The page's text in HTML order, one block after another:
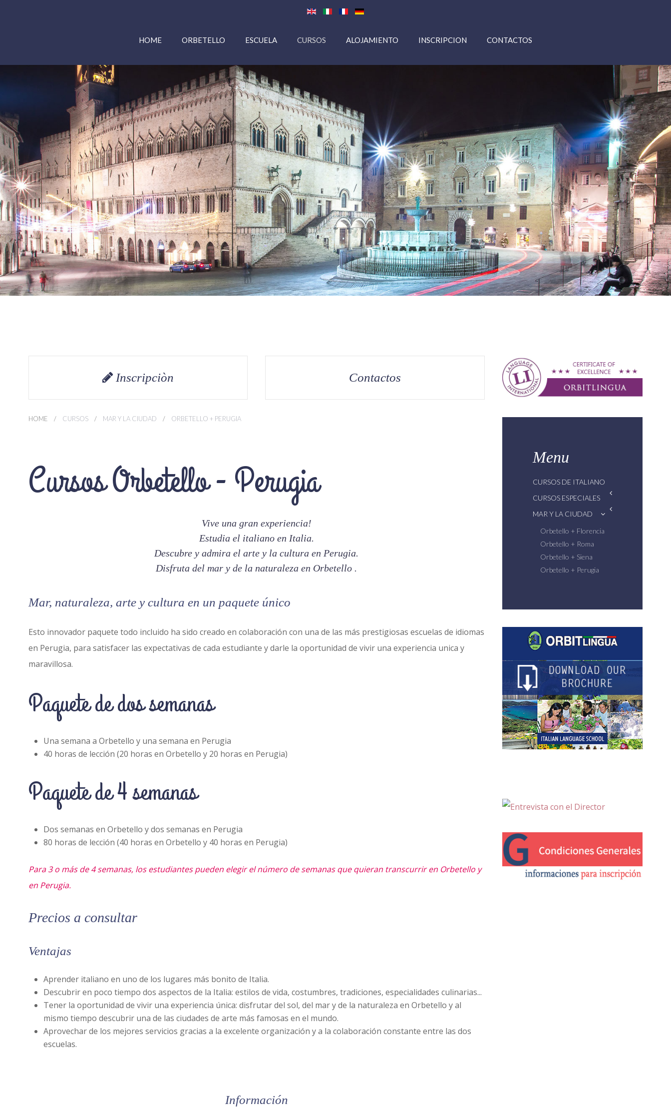
HOME ORBETELLO ESCUELA CURSOS ALOJAMIENTO INSCRIPCION CONTACTOS
Inscripciòn Contactos
HOME CURSOS MAR Y LA CIUDAD ORBETELLO + PERUGIA
Cursos Orbetello - Perugia
Vive una gran experiencia!
Estudia el italiano en Italia.
Descubre y admira el arte y la cultura en Perugia.
Disfruta del mar y de la naturaleza en Orbetello .
Mar, naturaleza, arte y cultura en un paquete único
Esto innovador paquete todo incluido ha sido creado en colaboración con una de las más prestigiosas escuelas de idiomas
en Perugia, para satisfacer las expectativas de cada estudiante y darle la oportunidad de vivir una experiencia unica y
maravillosa.
Paquete de dos semanas
Una semana a Orbetello y una semana en Perugia
40 horas de lección (20 horas en Orbetello y 20 horas en Perugia)
Paquete de 4 semanas
Dos semanas en Orbetello y dos semanas en Perugia
80 horas de lección (40 horas en Orbetello y 40 horas en Perugia)
Para 3 o más de 4 semanas, los estudiantes pueden elegir el número de semanas que quieran transcurrir en Orbetello y
en Perugia.
Precios a consultar
Ventajas
Aprender italiano en uno de los lugares más bonito de Italia.
Descubrir en poco tiempo dos aspectos de la Italia: estilos de vida, costumbres, tradiciones, especialidades culinarias...
Tener la oportunidad de vivir una experiencia única: disfrutar del sol, del mar y de la naturaleza en Orbetello y al
mismo tiempo descubrir una de las ciudades de arte más famosas en el mundo.
Aprovechar de los mejores servicios gracias a la excelente organización y a la colaboración constante entre las dos
escuelas.
Información
Menu
CURSOS DE ITALIANO
CURSOS ESPECIALES
MAR Y LA CIUDAD
Orbetello + Florencia
Orbetello + Roma
Orbetello + Siena
Orbetello + Perugia